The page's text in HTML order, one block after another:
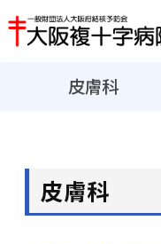
皮膚科
皮膚科